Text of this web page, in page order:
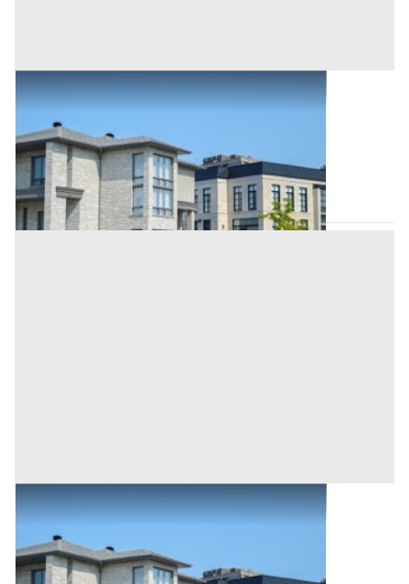
Asta Abitazione civile in condominio
Lucca (Lucca)
120.000 € 160.000 €
Codice asta:ee4176b1
09/11/2026
Asta Terratetto a schiera su tre piani
Viareggio (Lucca)
141.141,75 €